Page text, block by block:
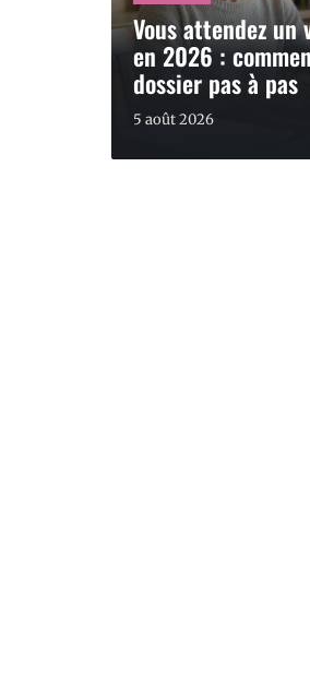
Vous attendez un
en 2026 :
dossier pas à pas
5 août 2026